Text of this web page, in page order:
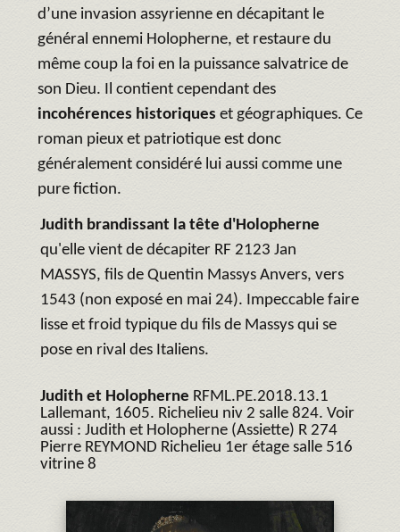
d’une invasion assyrienne en décapitant le
général ennemi Holopherne, et restaure du
même coup la foi en la puissance salvatrice de
son Dieu. Il contient cependant des
incohérences historiques et géographiques. Ce
roman pieux et patriotique est donc
généralement considéré lui aussi comme une
pure fiction.
Judith brandissant la tête d'Holopherne
qu'elle vient de décapiter RF 2123 Jan
MASSYS, fils de Quentin Massys Anvers, vers
1543 (non exposé en mai 24). Impeccable faire
lisse et froid typique du fils de Massys qui se
pose en rival des Italiens.
Judith et Holopherne RFML.PE.2018.13.1
Lallemant, 1605. Richelieu niv 2 salle 824. Voir
aussi : Judith et Holopherne (Assiette) R 274
Pierre REYMOND Richelieu 1er étage salle 516
vitrine 8